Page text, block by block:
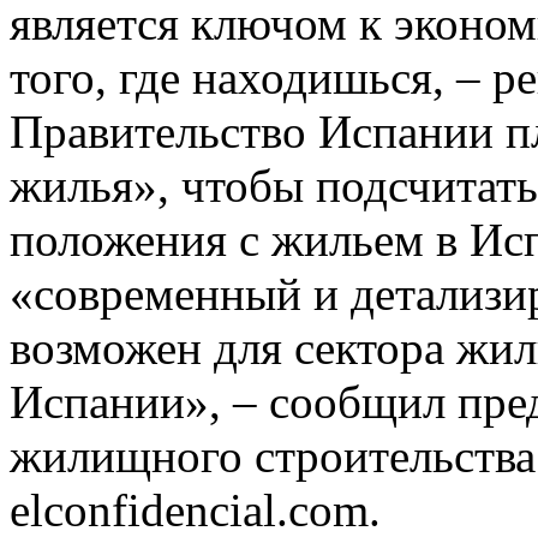
является ключом к
того, где находишься, –
Правительство Испании
жилья», чтобы
положения с жильем в
«современный и
возможен для сектора
Испании», – сообщил
жилищного
elconfidencial.com.